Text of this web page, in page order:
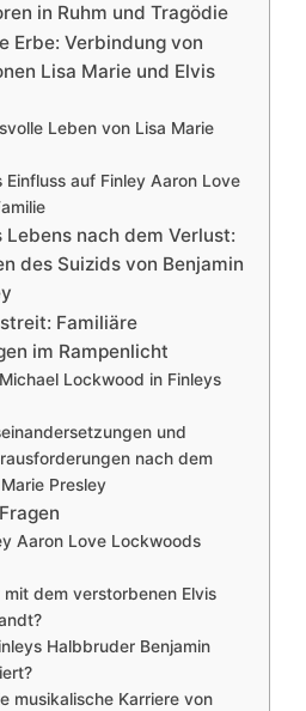
in Ruhm und Tragödie
Erbe: Verbindung von
Lisa Marie und Elvis
Leben von Lisa Marie
Einfluss auf Finley Aaron Love
nach dem Verlust:
des Suizids von Benjamin
Familiäre
im Rampenlicht
Lockwood in Finleys
und
nach dem
Presley
Aaron Love Lockwoods
mit dem verstorbenen Elvis
Halbbruder Benjamin
musikalische Karriere von